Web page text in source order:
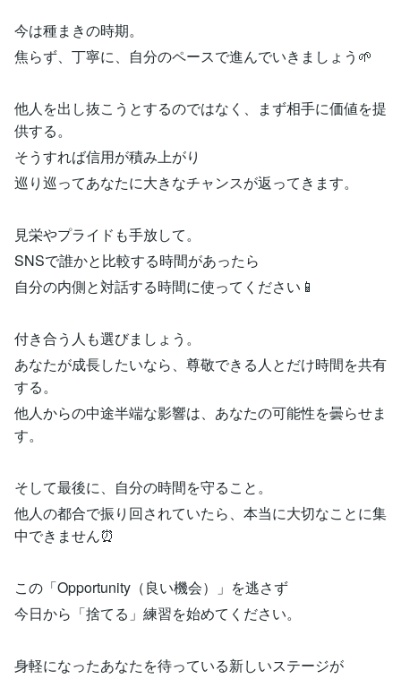
今は種まきの時期。
焦らず、丁寧に、自分のペースで進んでいきましょう🌱
他人を出し抜こうとするのではなく、まず相手に価値を提
供する。
そうすれば信用が積み上がり
巡り巡ってあなたに大きなチャンスが返ってきます。
見栄やプライドも手放して。
SNSで誰かと比較する時間があったら
自分の内側と対話する時間に使ってください📱
付き合う人も選びましょう。
あなたが成長したいなら、尊敬できる人とだけ時間を共有
する。
他人からの中途半端な影響は、あなたの可能性を曇らせま
す。
そして最後に、自分の時間を守ること。
他人の都合で振り回されていたら、本当に大切なことに集
中できません⏰
この「Opportunity（良い機会）」を逃さず
今日から「捨てる」練習を始めてください。
身軽になったあなたを待っている新しいステージが